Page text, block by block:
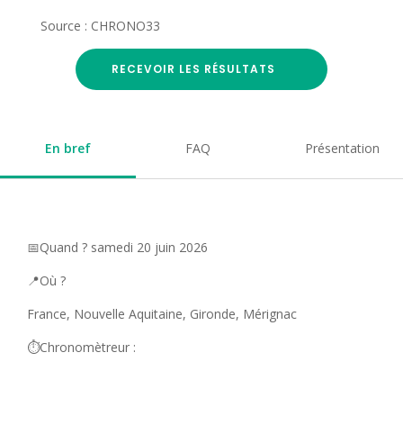
Source : CHRONO33
RECEVOIR LES RÉSULTATS
En bref FAQ Présentation
📅Quand ? samedi 20 juin 2026
📍Où ?
France, Nouvelle Aquitaine, Gironde, Mérignac
⏱️Chronomètreur :